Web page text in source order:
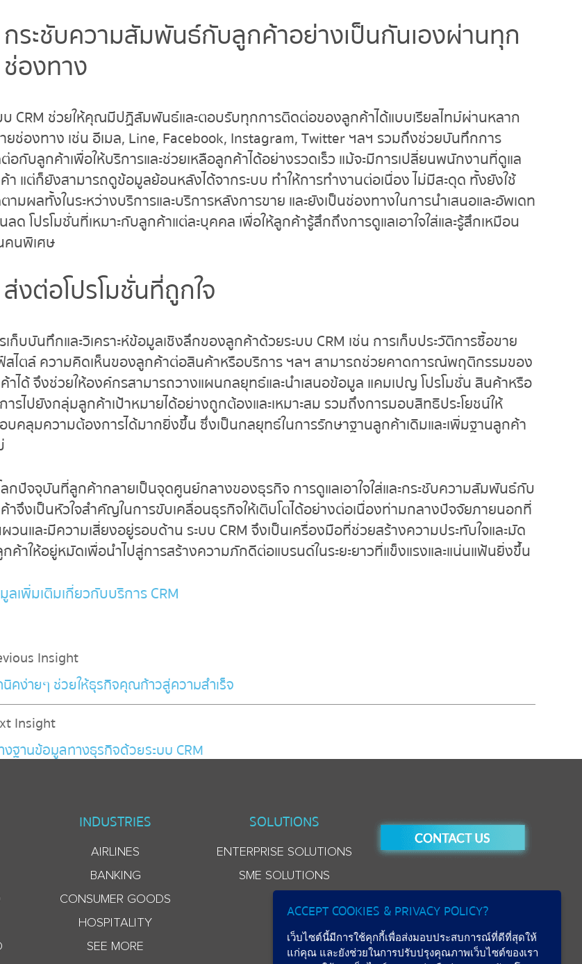
กระชับความสัมพันธ์กับลูกค้าอย่างเป็นกันเองผ่านทุก
ช่องทาง
บ CRM ช่วยให้คุณมีปฏิสัมพันธ์และตอบรับทุกการติดต่อของลูกค้าได้แบบเรียลไทม์ผ่านหลาก
ยช่องทาง เช่น อีเมล, Line, Facebook, Instagram, Twitter ฯลฯ รวมถึงช่วยบันทึกการ
อกับลูกค้าเพื่อให้บริการและช่วยเหลือลูกค้าได้อย่างรวดเร็ว แม้จะมีการเปลี่ยนพนักงานที่ดูแล
า แต่ก็ยังสามารถดูข้อมูลย้อนหลังได้จากระบบ ทำให้การทำงานต่อเนื่อง ไม่มีสะดุด ทั้งยังใช้
ามผลทั้งในระหว่างบริการและบริการหลังการขาย และยังเป็นช่องทางในการนำเสนอและอัพเดท
ลด โปรโมชั่นที่เหมาะกับลูกค้าแต่ละบุคคล เพื่อให้ลูกค้ารู้สึกถึงการดูแลเอาใจใส่และรู้สึกเหมือน
คนพิเศษ
ส่งต่อโปรโมชั่นที่ถูกใจ
เก็บบันทึกและวิเคราะห์ข้อมูลเชิงลึกของลูกค้าด้วยระบบ CRM เช่น การเก็บประวัติการซื้อขาย
สไตล์ ความคิดเห็นของลูกค้าต่อสินค้าหรือบริการ ฯลฯ สามารถช่วยคาดการณ์พฤติกรรมของ
าได้ จึงช่วยให้องค์กรสามารถวางแผนกลยุทธ์และนำเสนอข้อมูล แคมเปญ โปรโมชั่น สินค้าหรือ
ารไปยังกลุ่มลูกค้าเป้าหมายได้อย่างถูกต้องและเหมาะสม รวมถึงการมอบสิทธิประโยชน์ให้
บคลุมความต้องการได้มากยิ่งขึ้น ซึ่งเป็นกลยุทธ์ในการรักษาฐานลูกค้าเดิมและเพิ่มฐานลูกค้า
ลกปัจจุบันที่ลูกค้ากลายเป็นจุดศูนย์กลางของธุรกิจ การดูแลเอาใจใส่และกระชับความสัมพันธ์กับ
าจึงเป็นหัวใจสำคัญในการขับเคลื่อนธุรกิจให้เติบโตได้อย่างต่อเนื่องท่ามกลางปัจจัยภายนอกที่
วนและมีความเสี่ยงอยู่รอบด้าน ระบบ CRM จึงเป็นเครื่องมือที่ช่วยสร้างความประทับใจและมัด
กค้าให้อยู่หมัดเพื่อนำไปสู่การสร้างความภักดีต่อแบรนด์ในระยะยาวที่แข็งแรงและแน่นแฟ้นยิ่งขึ้น
ลเพิ่มเติมเกี่ยวกับบริการCRM
Insight
นิคง่ายๆ ช่วยให้ธุรกิจคุณก้าวสู่ความสำเร็จ
Insight
งฐานข้อมูลทางธุรกิจด้วยระบบ CRM
INDUSTRIES
AIRLINES
BANKING
CONSUMER GOODS
HOSPITALITY
SEE MORE
SOLUTIONS
ENTERPRISE SOLUTIONS
SME SOLUTIONS
ACCEPT COOKIES & PRIVACY POLICY?
เว็บไซต์นี้มีการใช้คุกกี้เพื่อส่งมอบประสบการณ์ที่ดีที่สุดให้
แก่คุณ และยังช่วยในการปรับปรุงคุณภาพเว็บไซต์ของเรา